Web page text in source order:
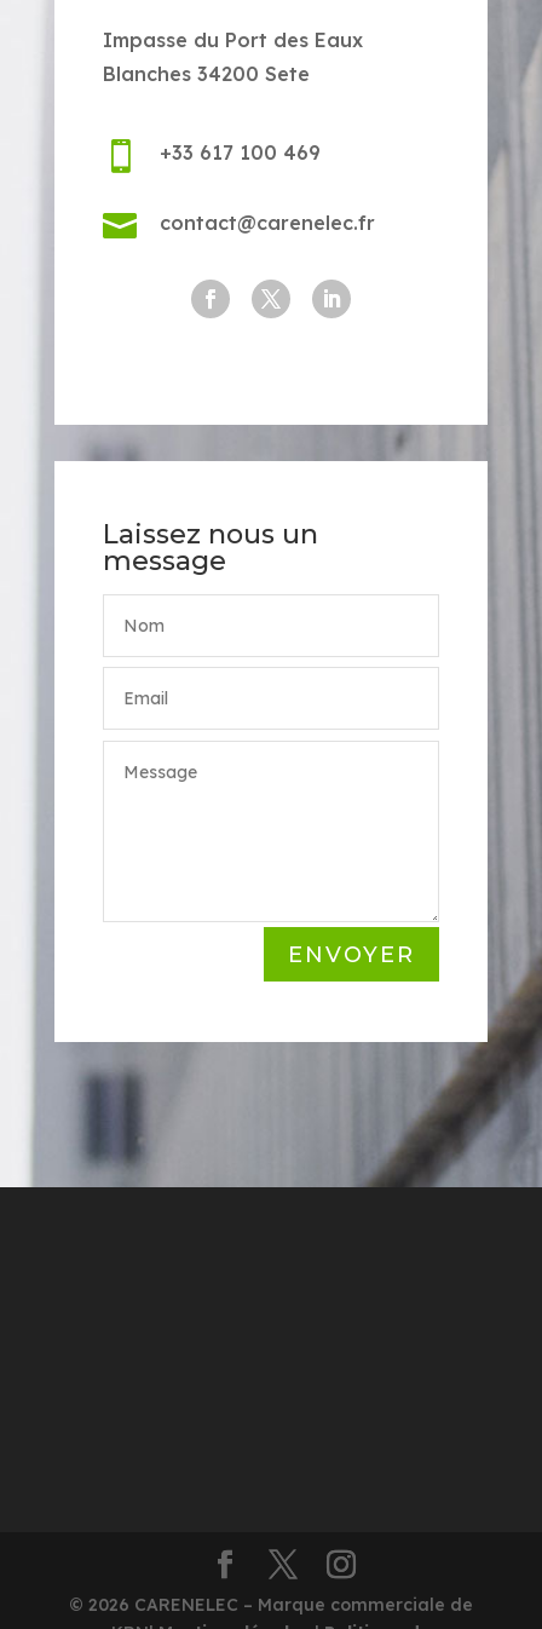
Impasse du Port des Eaux
Blanches 34200 Sete
 +33 617 100 469
 contact@carenelec.fr
Laissez nous un
message
ENVOYER
© 2026 CARENELEC – Marque commerciale de